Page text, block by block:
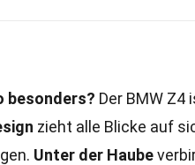
besonders? Der BMW Z4
zieht alle Blicke auf
Unter der Haube